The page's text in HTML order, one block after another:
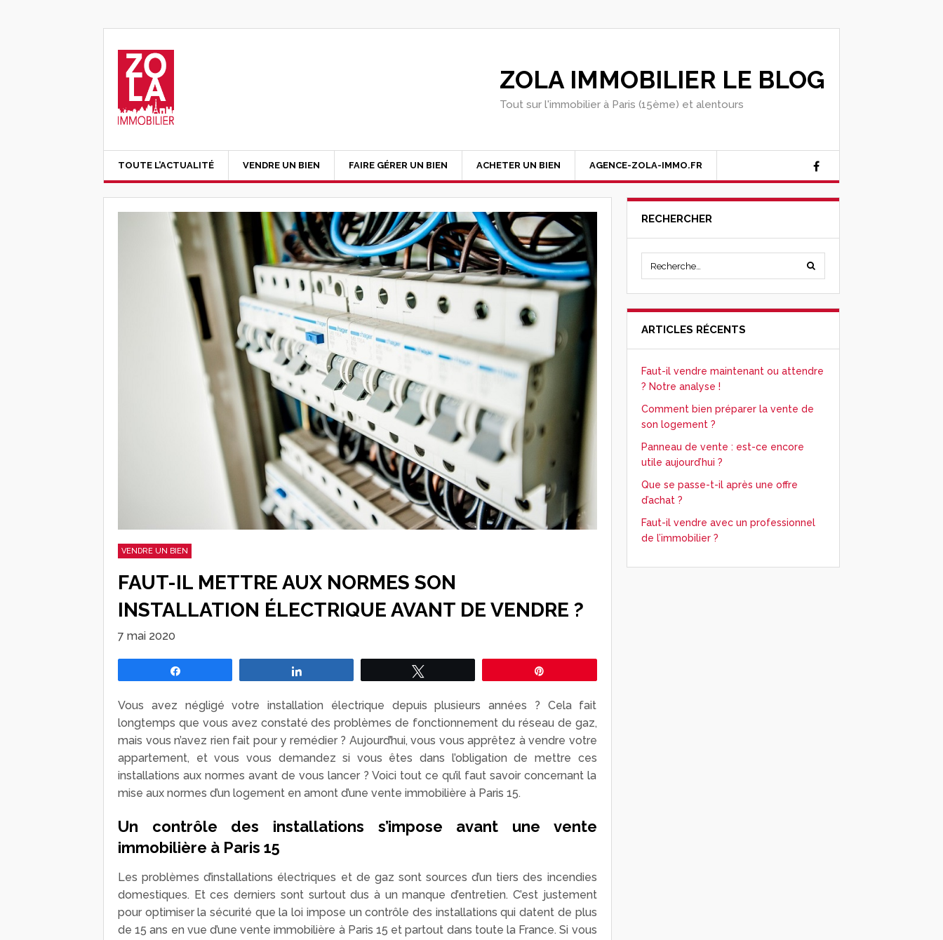
ZOLA IMMOBILIER LE BLOG
Tout sur l'immobilier à Paris (15ème) et alentours
TOUTE L’ACTUALITÉ VENDRE UN BIEN FAIRE GÉRER UN BIEN ACHETER UN BIEN AGENCE-ZOLA-IMMO.FR
VENDRE UN BIEN
FAUT-IL METTRE AUX NORMES SON
INSTALLATION ÉLECTRIQUE AVANT DE VENDRE ?
7 mai 2020
Vous avez négligé votre installation électrique depuis plusieurs années ? Cela fait
longtemps que vous avez constaté des problèmes de fonctionnement du réseau de gaz,
mais vous n’avez rien fait pour y remédier ? Aujourd’hui, vous vous apprêtez à vendre votre
appartement, et vous vous demandez si vous êtes dans l’obligation de mettre ces
installations aux normes avant de vous lancer ? Voici tout ce qu’il faut savoir concernant la
mise aux normes d’un logement en amont d’une vente immobilière à Paris 15.
Un contrôle des installations s’impose avant une vente
immobilière à Paris 15
Les problèmes d’installations électriques et de gaz sont sources d’un tiers des incendies
domestiques. Et ces derniers sont surtout dus à un manque d’entretien. C’est justement
pour optimiser la sécurité que la loi impose un contrôle des installations qui datent de plus
de 15 ans en vue d’une vente immobilière à Paris 15 et partout dans toute la France. Si vous
RECHERCHER
ARTICLES RÉCENTS
Faut-il vendre maintenant ou attendre
? Notre analyse !
Comment bien préparer la vente de
son logement ?
Panneau de vente : est-ce encore
utile aujourd’hui ?
Que se passe-t-il après une offre
d’achat ?
Faut-il vendre avec un professionnel
de l’immobilier ?